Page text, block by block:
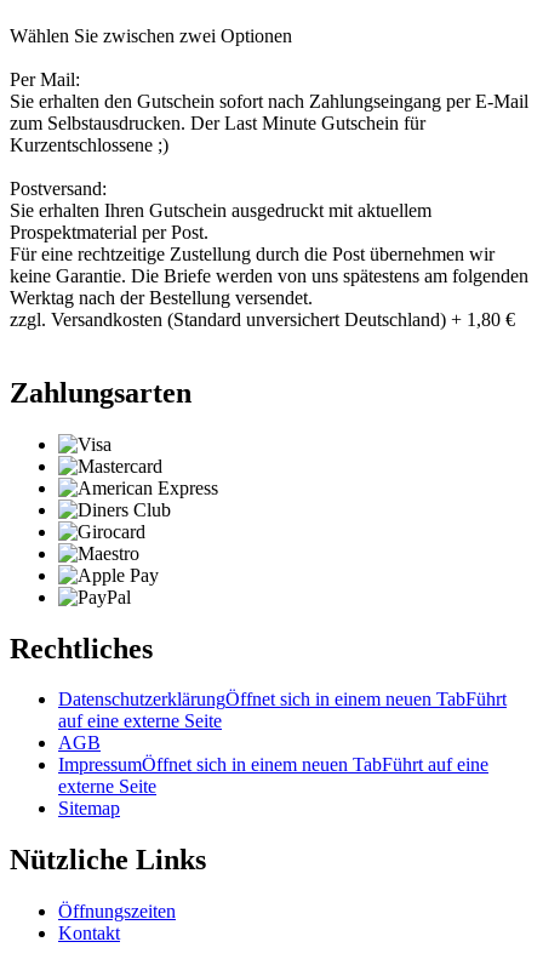
Wählen Sie zwischen zwei Optionen
Per Mail:
Sie erhalten den Gutschein sofort nach Zahlungseingang per E-Mail
zum Selbstausdrucken. Der Last Minute Gutschein für
Kurzentschlossene ;)
Postversand:
Sie erhalten Ihren Gutschein ausgedruckt mit aktuellem
Prospektmaterial per Post.
Für eine rechtzeitige Zustellung durch die Post übernehmen wir
keine Garantie. Die Briefe werden von uns spätestens am folgenden
Werktag nach der Bestellung versendet.
zzgl. Versandkosten (Standard unversichert Deutschland) + 1,80 €
Zahlungsarten
Rechtliches
DatenschutzerklärungÖffnet sich in einem neuen TabFührt
auf eine externe Seite
AGB
ImpressumÖffnet sich in einem neuen TabFührt auf eine
externe Seite
Sitemap
Nützliche Links
Öffnungszeiten
Kontakt